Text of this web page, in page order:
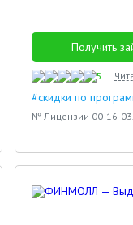
Получить
5
#скидки по
№ Лицензии 00-16-